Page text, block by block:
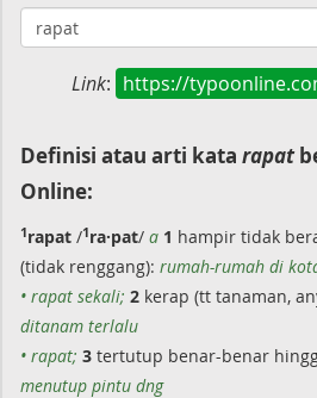
Link: https://
Definisi atau arti kata rapat
Online:
1rapat /1ra·pat/ a 1 hampir tidak
(tidak renggang): rumah-rumah di
• rapat sekali; 2 kerap (tt tanaman,
ditanam terlalu
• rapat; 3 tertutup benar-benar
menutup pintu dng